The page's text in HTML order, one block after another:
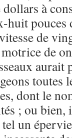
à
huit pouces
de
de
aurait
toutes
dont le
; ou
un